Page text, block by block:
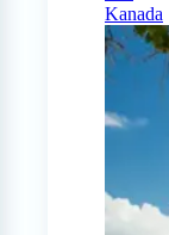
Kanada